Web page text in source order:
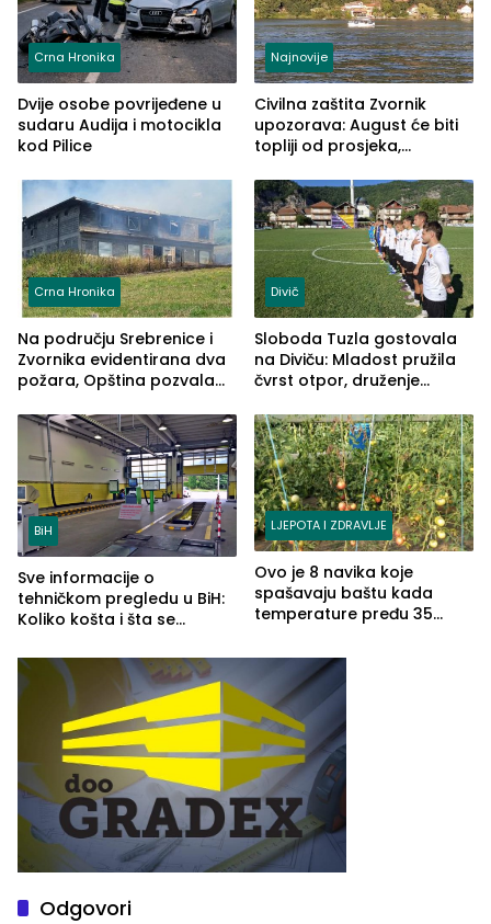
Crna Hronika
Dvije osobe povrijeđene u
sudaru Audija i motocikla
kod Pilice
Najnovije
Civilna zaštita Zvornik
upozorava: August će biti
topliji od prosjeka,
nestašice vode
Crna Hronika
Na području Srebrenice i
Zvornika evidentirana dva
požara, Opština pozvala
Divič
Sloboda Tuzla gostovala
na Diviču: Mladost pružila
čvrst otpor, druženje
jezera
BiH
Sve informacije o
tehničkom pregledu u BiH:
Koliko košta i šta se
LJEPOTA I ZDRAVLJE
Ovo je 8 navika koje
spašavaju baštu kada
temperature pređu 35
Odgovori